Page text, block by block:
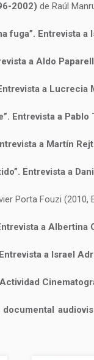
2002) de Raúl
fuga”. Entrevista a
a Aldo
a Lucrecia
Entrevista a Pablo
a Martín
Entrevista a
Porta Fouzi (2010,
a Albertina
a Israel